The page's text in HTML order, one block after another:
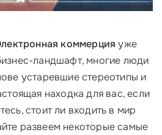
коммерция уже
ландшафт, многие люди
устаревшие стереотипы и
находка для вас, если
стоит ли входить в мир
развеем некоторые самые